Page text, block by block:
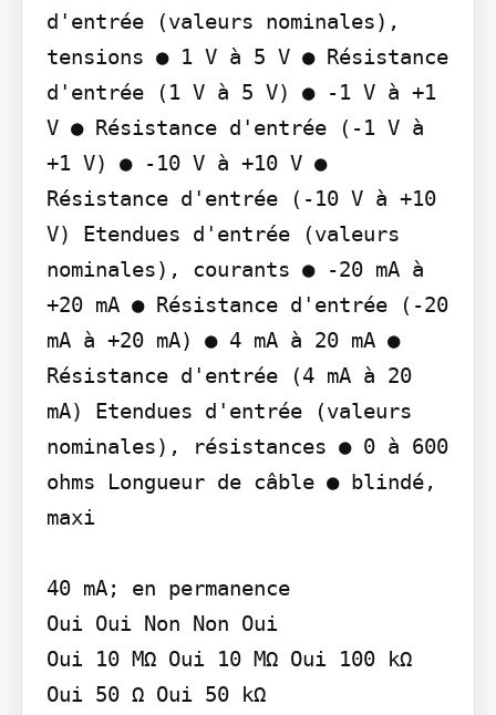
d'entrée (valeurs nominales),
tensions ● 1 V à 5 V ● Résistance
d'entrée (1 V à 5 V) ● -1 V à +1
V ● Résistance d'entrée (-1 V à
+1 V) ● -10 V à +10 V ●
Résistance d'entrée (-10 V à +10
V) Etendues d'entrée (valeurs
nominales), courants ● -20 mA à
+20 mA ● Résistance d'entrée (-20
mA à +20 mA) ● 4 mA à 20 mA ●
Résistance d'entrée (4 mA à 20
mA) Etendues d'entrée (valeurs
nominales), résistances ● 0 à 600
ohms Longueur de câble ● blindé,
maxi
40 mA; en permanence
Oui Oui Non Non Oui
Oui 10 MΩ Oui 10 MΩ Oui 100 kΩ
Oui 50 Ω Oui 50 kΩ